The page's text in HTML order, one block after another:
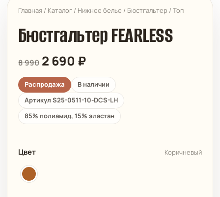
Главная / Каталог / Нижнее белье / Бюстгальтер / Топ
Бюстгальтер FEARLESS
8 990 2 690 ₽
Распродажа
В наличии
Артикул S25-0511-10-DCS-LH
85% полиамид, 15% эластан
Цвет Коричневый